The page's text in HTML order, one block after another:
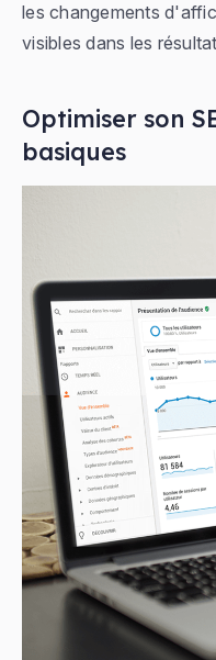
les changements
visibles dans les
Optimiser son
basiques